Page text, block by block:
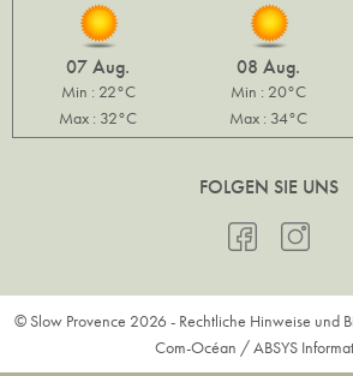
07 Aug.
Min : 22°C
Max : 32°C
08 Aug.
Min : 20°C
Max : 34°C
FOLGEN SIE UNS
© Slow Provence 2026 - Rechtliche Hinweise und
Com-Océan /ABSYS